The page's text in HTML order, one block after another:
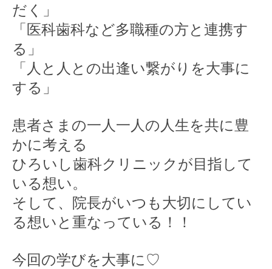
だく」
「医科歯科など多職種の方と連携す
る」
「人と人との出逢い繋がりを大事に
する」
患者さまの一人一人の人生を共に豊
かに考える
ひろいし歯科クリニックが目指して
いる想い。
そして、院長がいつも大切にしてい
る想いと重なっている！！
今回の学びを大事に♡